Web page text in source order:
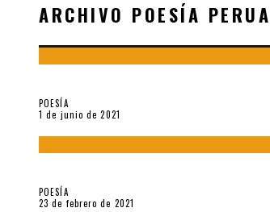
ARCHIVO POESÍA
POESÍA
1 de junio de 2021
POESÍA
23 de febrero de 2021